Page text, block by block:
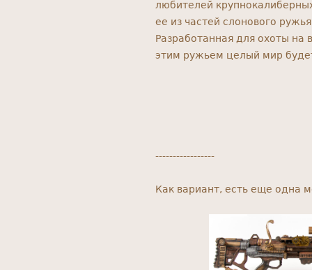
любителей
ее из частей слонового
Разработанная для охоты
этим ружьем целый мир
-----------------
Как вариант, есть еще одна